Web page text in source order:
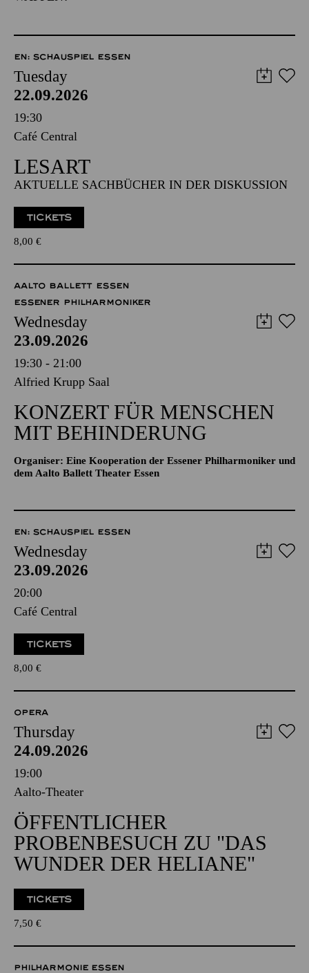
EN: SCHAUSPIEL ESSEN
Tuesday
22.09.2026
19:30
Café Central
LESART
AKTUELLE SACHBÜCHER IN DER DISKUSSION
TICKETS
8,00 €
AALTO BALLETT ESSEN
ESSENER PHILHARMONIKER
Wednesday
23.09.2026
19:30 - 21:00
Alfried Krupp Saal
KONZERT FÜR MENSCHEN
MIT BEHINDERUNG
Organiser: Eine Kooperation der Essener Philharmoniker und
dem Aalto Ballett Theater Essen
EN: SCHAUSPIEL ESSEN
Wednesday
23.09.2026
20:00
Café Central
TICKETS
8,00 €
OPERA
Thursday
24.09.2026
19:00
Aalto-Theater
ÖFFENTLICHER
PROBENBESUCH ZU "DAS
WUNDER DER HELIANE"
TICKETS
7,50 €
PHILHARMONIE ESSEN